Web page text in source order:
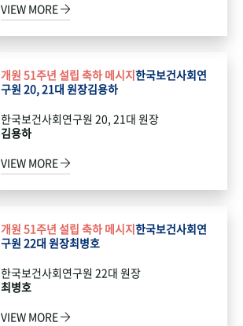
VIEW MORE
개원 51주년 설립 축하 메시지한국보건사회연
구원 20, 21대 원장김용하
한국보건사회연구원 20, 21대 원장
김용하
VIEW MORE
개원 51주년 설립 축하 메시지한국보건사회연
구원 22대 원장최병호
한국보건사회연구원 22대 원장
최병호
VIEW MORE